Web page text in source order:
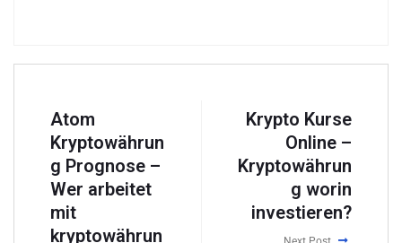
Atom
Kryptowährun
g Prognose –
Wer arbeitet
mit
kryptowährun
Krypto Kurse
Online –
Kryptowährun
g worin
investieren?